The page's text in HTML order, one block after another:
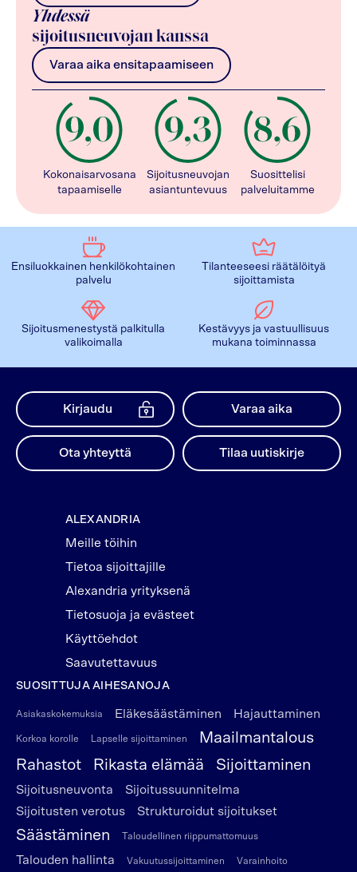
Yhdessä
sijoitusneuvojan kanssa
Varaa aika ensitapaamiseen
Kokonaisarvosana
tapaamiselle
Sijoitusneuvojan
asiantuntevuus
Suosittelisi
palveluitamme
Ensiluokkainen henkilökohtainen
palvelu
Tilanteeseesi räätälöityä
sijoittamista
Sijoitusmenestystä palkitulla
valikoimalla
Kestävyys ja vastuullisuus
mukana toiminnassa
Kirjaudu Varaa aika
Ota yhteyttä Tilaa uutiskirje
ALEXANDRIA
Meille töihin
Tietoa sijoittajille
Alexandria yrityksenä
Tietosuoja ja evästeet
Käyttöehdot
Saavutettavuus
SUOSITTUJA AIHESANOJA
Asiakaskokemuksia Eläkesäästäminen Hajauttaminen
Korkoa korolle Lapselle sijoittaminen
Maailmantalous
Rahastot
Rikasta elämää Sijoittaminen
Sijoitusneuvonta
Sijoitussuunnitelma
Sijoitusten verotus
Strukturoidut sijoitukset
Säästäminen Taloudellinen riippumattomuus
Talouden hallinta Vakuutussijoittaminen Varainhoito